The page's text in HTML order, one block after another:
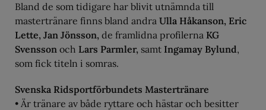
Bland de som tidigare har blivit utnämnda till
mastertränare finns bland andra Ulla Håkanson, Eric
Lette, Jan Jönsson, de framlidna profilerna KG
Svensson och Lars Parmler, samt Ingamay Bylund,
som fick titeln i somras.
Svenska Ridsportförbundets Mastertränare
• Är tränare av både ryttare och hästar och besitter